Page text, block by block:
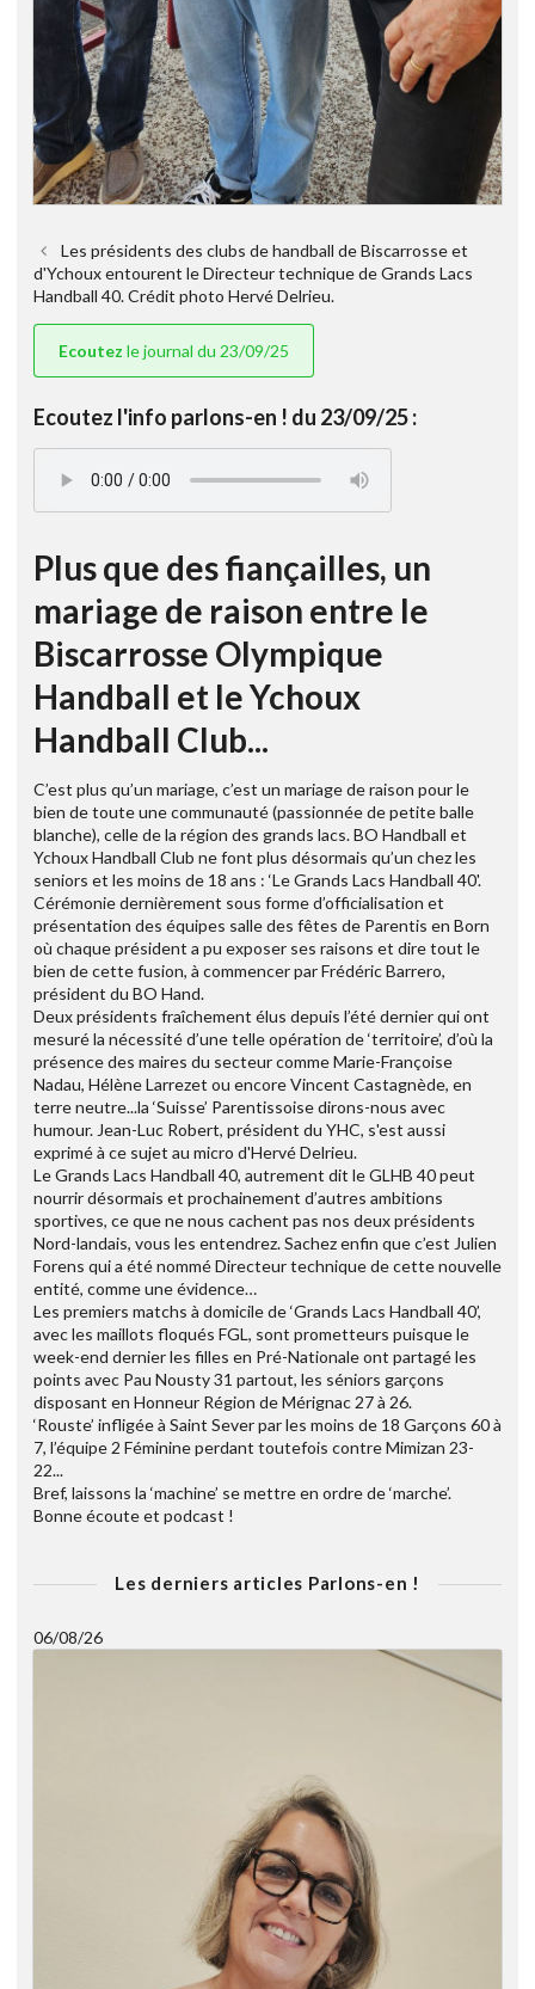
Les présidents des clubs de handball de Biscarrosse et
d'Ychoux entourent le Directeur technique de Grands Lacs
Handball 40. Crédit photo Hervé Delrieu.
Ecoutez le journal du 23/09/25
Ecoutez l'info parlons-en ! du 23/09/25 :
Plus que des fiançailles, un
mariage de raison entre le
Biscarrosse Olympique
Handball et le Ychoux
Handball Club...
C’est plus qu’un mariage, c’est un mariage de raison pour le
bien de toute une communauté (passionnée de petite balle
blanche), celle de la région des grands lacs. BO Handball et
Ychoux Handball Club ne font plus désormais qu’un chez les
seniors et les moins de 18 ans : ‘Le Grands Lacs Handball 40'.
Cérémonie dernièrement sous forme d’officialisation et
présentation des équipes salle des fêtes de Parentis en Born
où chaque président a pu exposer ses raisons et dire tout le
bien de cette fusion, à commencer par Frédéric Barrero,
président du BO Hand.
Deux présidents fraîchement élus depuis l’été dernier qui ont
mesuré la nécessité d’une telle opération de ‘territoire’, d’où la
présence des maires du secteur comme Marie-Françoise
Nadau, Hélène Larrezet ou encore Vincent Castagnède, en
terre neutre...la ‘Suisse’ Parentissoise dirons-nous avec
humour. Jean-Luc Robert, président du YHC, s'est aussi
exprimé à ce sujet au micro d'Hervé Delrieu.
Le Grands Lacs Handball 40, autrement dit le GLHB 40 peut
nourrir désormais et prochainement d’autres ambitions
sportives, ce que ne nous cachent pas nos deux présidents
Nord-landais, vous les entendrez. Sachez enfin que c’est Julien
Forens qui a été nommé Directeur technique de cette nouvelle
entité, comme une évidence…
Les premiers matchs à domicile de ‘Grands Lacs Handball 40’,
avec les maillots floqués FGL, sont prometteurs puisque le
week-end dernier les filles en Pré-Nationale ont partagé les
points avec Pau Nousty 31 partout, les séniors garçons
disposant en Honneur Région de Mérignac 27 à 26.
‘Rouste’ infligée à Saint Sever par les moins de 18 Garçons 60 à
7, l’équipe 2 Féminine perdant toutefois contre Mimizan 23-
22...
Bref, laissons la ‘machine’ se mettre en ordre de ‘marche’.
Bonne écoute et podcast !
Les derniers articles Parlons-en !
06/08/26